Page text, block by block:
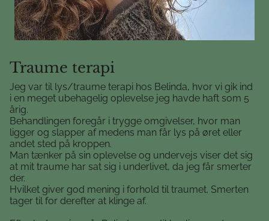
Traume terapi
Jeg var til lys/traume terapi hos Belinda, hvor vi gik ind
i en meget ubehagelig oplevelse jeg havde haft som 5
årig.
Behandlingen foregår i trygge omgivelser, hvor man
ligger og slapper af medens man får lys på øret eller
andet sted på kroppen.
Man tænker på sin oplevelse og undervejs viser det sig
at mit traume har sat sig i underlivet, da jeg får smerter
der.
Hvilket giver god mening i forhold til traumet. Smerten
tager til for derefter at klinge af.